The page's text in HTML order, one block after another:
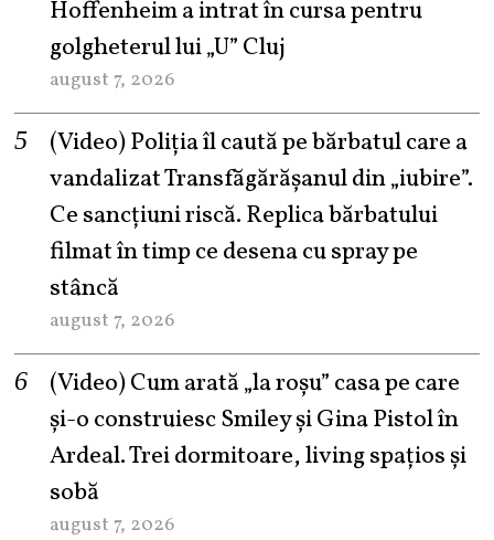
Hoffenheim a intrat în cursa pentru
golgheterul lui „U” Cluj
august 7, 2026
(Video) Poliția îl caută pe bărbatul care a
vandalizat Transfăgărășanul din „iubire”.
Ce sancțiuni riscă. Replica bărbatului
filmat în timp ce desena cu spray pe
stâncă
august 7, 2026
(Video) Cum arată „la roşu” casa pe care
şi-o construiesc Smiley şi Gina Pistol în
Ardeal. Trei dormitoare, living spațios și
sobă
august 7, 2026